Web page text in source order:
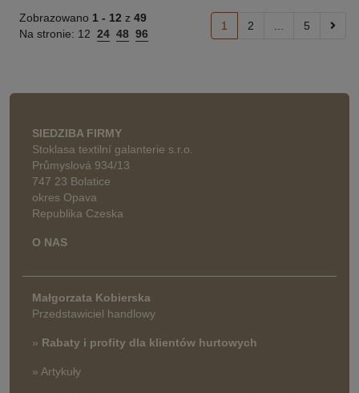
Zobrazowano 1 - 12 z 49
Na stronie: 12 24 48 96
1 2 5
SIEDZIBA FIRMY
Stoklasa textilní galanterie s.r.o.
Průmyslová 934/13
747 23 Bolatice
okres Opava
Republika Czeska
O NAS
Małgorzata Kobierska
Przedstawiciel handlowy
» Rabaty i profity dla klientów hurtowych
» Artykuły